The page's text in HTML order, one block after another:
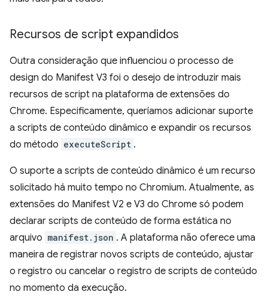
Recursos de script expandidos
Outra consideração que influenciou o processo de
design do Manifest V3 foi o desejo de introduzir mais
recursos de script na plataforma de extensões do
Chrome. Especificamente, queríamos adicionar suporte
a scripts de conteúdo dinâmico e expandir os recursos
do método executeScript .
O suporte a scripts de conteúdo dinâmico é um recurso
solicitado há muito tempo no Chromium. Atualmente, as
extensões do Manifest V2 e V3 do Chrome só podem
declarar scripts de conteúdo de forma estática no
arquivo manifest.json . A plataforma não oferece uma
maneira de registrar novos scripts de conteúdo, ajustar
o registro ou cancelar o registro de scripts de conteúdo
no momento da execução.